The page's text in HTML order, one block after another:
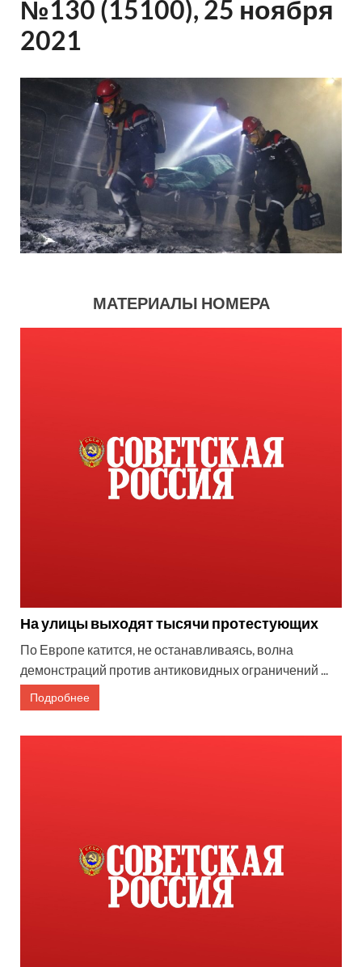
№130 (15100), 25 ноября
2021
МАТЕРИАЛЫ НОМЕРА
На улицы выходят тысячи протестующих
По Европе катится, не останавливаясь, волна
демонстраций против антиковидных ограничений ...
Подробнее